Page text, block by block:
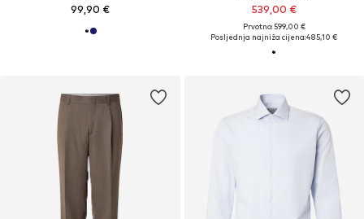
99,90 € 539,00 €
Prvotno: 599,00 €
Posljednja najniža cijena:485,10 €